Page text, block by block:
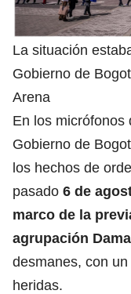
La situación
Gobierno de
Arena
En los micrófonos
Gobierno de
los hechos de
pasado 6 de
marco de la
agrupación
desmanes, con
heridas.